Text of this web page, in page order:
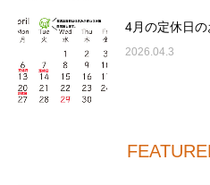
4月の定休日の
2026.04.3